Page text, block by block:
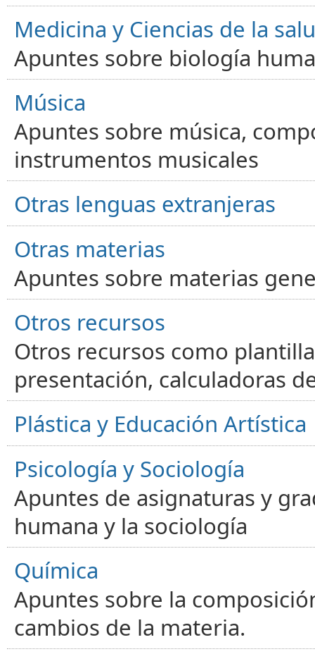
Medicina y Ciencias de la
Apuntes sobre biología
Música
Apuntes sobre música,
instrumentos musicales
Otras lenguas extranjeras
Otras materias
Apuntes sobre materias
Otros recursos
Otros recursos como
presentación, calculadoras
Plástica y Educación Artística
Psicología y Sociología
Apuntes de asignaturas y
humana y la sociología
Química
Apuntes sobre la
cambios de la materia.